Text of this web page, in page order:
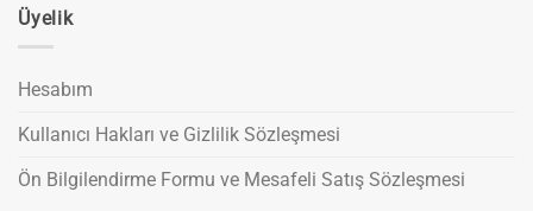
Üyelik
Hesabım
Kullanıcı Hakları ve Gizlilik Sözleşmesi
Ön Bilgilendirme Formu ve Mesafeli Satış Sözleşmesi